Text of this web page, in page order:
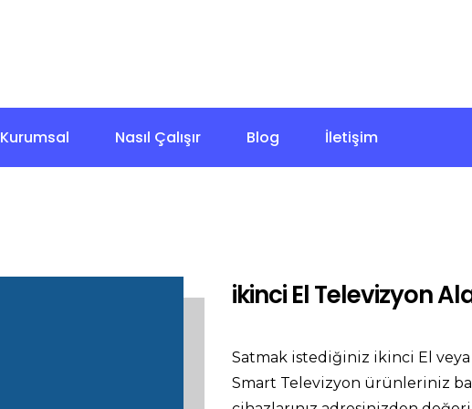
Kurumsal Nasıl Çalışır Blog İletişim
ikinci El Televizyon
Satmak istediğiniz ikinci El veya
Smart Televizyon ürünleriniz